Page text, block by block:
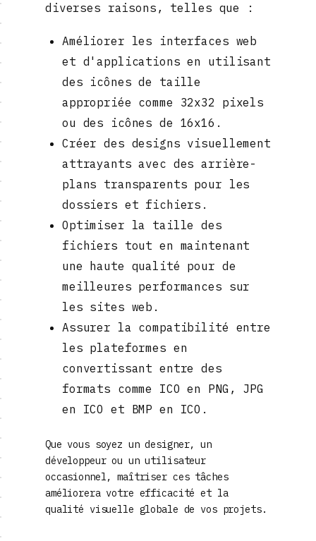
diverses raisons, telles que :
Améliorer les interfaces web
et d'applications en utilisant
des icônes de taille
appropriée comme 32x32 pixels
ou des icônes de 16x16.
Créer des designs visuellement
attrayants avec des arrière-
plans transparents pour les
dossiers et fichiers.
Optimiser la taille des
fichiers tout en maintenant
une haute qualité pour de
meilleures performances sur
les sites web.
Assurer la compatibilité entre
les plateformes en
convertissant entre des
formats comme ICO en PNG, JPG
en ICO et BMP en ICO.
Que vous soyez un designer, un
développeur ou un utilisateur
occasionnel, maîtriser ces tâches
améliorera votre efficacité et la
qualité visuelle globale de vos projets.